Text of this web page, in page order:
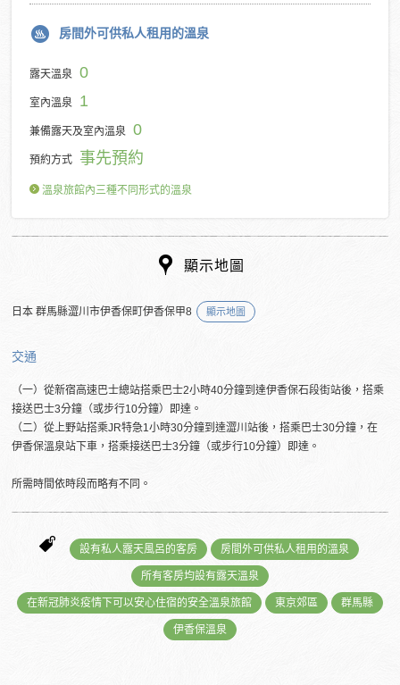
房間外可供私人租用的溫泉
露天溫泉 0
室內溫泉 1
兼備露天及室內溫泉 0
預約方式 事先預約
溫泉旅館內三種不同形式的溫泉
顯示地圖
日本 群馬縣澀川市伊香保町伊香保甲8 顯示地圖
交通
（一）從新宿高速巴士總站搭乘巴士2小時40分鐘到達伊香保石段街站後，搭乘
接送巴士3分鐘（或步行10分鐘）即達。
（二）從上野站搭乘JR特急1小時30分鐘到達澀川站後，搭乘巴士30分鐘，在
伊香保溫泉站下車，搭乘接送巴士3分鐘（或步行10分鐘）即達。
所需時間依時段而略有不同。
設有私人露天風呂的客房 房間外可供私人租用的溫泉
所有客房均設有露天溫泉
在新冠肺炎疫情下可以安心住宿的安全溫泉旅館 東京郊區 群馬縣
伊香保溫泉